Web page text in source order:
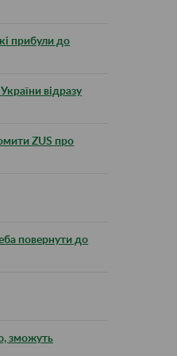
прибули до
відразу
ZUS про
повернути до
зможуть